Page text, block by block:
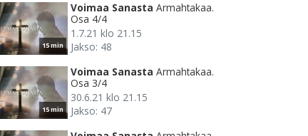
15 min
Voimaa Sanasta Armahtakaa.
Osa 4/4
1.7.21 klo 21.15
Jakso: 48
15 min
Voimaa Sanasta Armahtakaa.
Osa 3/4
30.6.21 klo 21.15
Jakso: 47